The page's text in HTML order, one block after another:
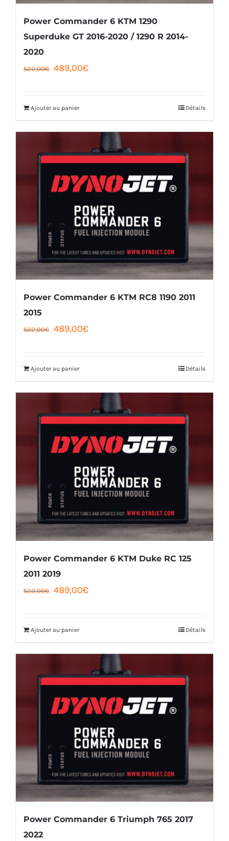
Power Commander 6 KTM 1290
Superduke GT 2016-2020 / 1290 R 2014-
2020
522,00 €
Le
était :
522,00€.
489,00€Le
489,00€.
Ajouter au panier Détails
Power Commander 6 KTM RC8 1190 2011
2015
522,00€
Le
était :
522,00€.
489,00€Le
489,00€.
Ajouter au panier Détails
Power Commander 6 KTM Duke RC 125
2011 2019
522,00 €
Le
était :
522,00€.
489,00€Le
489,00€.
Ajouter au panier Détails
Power Commander 6 Triumph 765 2017
2022